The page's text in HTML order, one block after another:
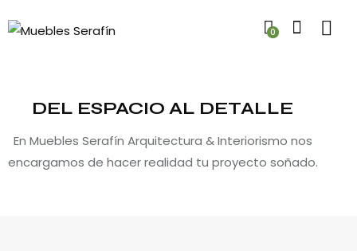
0
DEL ESPACIO AL DETALLE
En Muebles Serafín Arquitectura & Interiorismo nos
encargamos de hacer realidad tu proyecto soñado.